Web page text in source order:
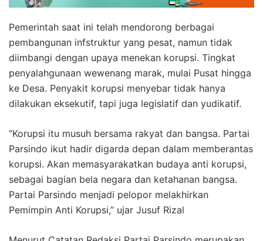
Pemerintah saat ini telah mendorong berbagai
pembangunan infstruktur yang pesat, namun tidak
diimbangi dengan upaya menekan korupsi. Tingkat
penyalahgunaan wewenang marak, mulai Pusat hingga
ke Desa. Penyakit korupsi menyebar tidak hanya
dilakukan eksekutif, tapi juga legislatif dan yudikatif.
“Korupsi itu musuh bersama rakyat dan bangsa. Partai
Parsindo ikut hadir digarda depan dalam memberantas
korupsi. Akan memasyarakatkan budaya anti korupsi,
sebagai bagian bela negara dan ketahanan bangsa.
Partai Parsindo menjadi pelopor melakhirkan
Pemimpin Anti Korupsi,” ujar Jusuf Rizal